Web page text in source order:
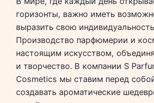
горизонты, важно иметь
выразить свою
Производство парфюмерии и
настоящим искусством,
и творчество. В компании S
Cosmetics мы ставим перед
создавать ароматические